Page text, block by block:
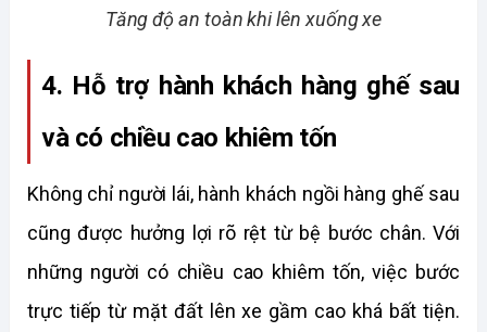
Tăng độ an toàn khi lên xuống xe
4. Hỗ trợ hành khách hàng ghế sau
và có chiều cao khiêm tốn
Không chỉ người lái, hành khách ngồi hàng ghế sau
cũng được hưởng lợi rõ rệt từ bệ bước chân. Với
những người có chiều cao khiêm tốn, việc bước
trực tiếp từ mặt đất lên xe gầm cao khá bất tiện.